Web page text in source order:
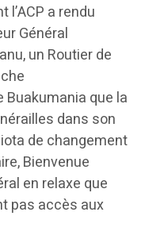
a rendu
Général
un Routier de
Buakumania que la
dans son
de changement
Bienvenue
en relaxe que
pas accès aux